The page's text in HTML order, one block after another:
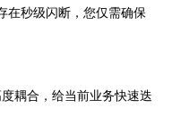
在秒级闪断，您仅需确保
耦合，给当前业务快速迭